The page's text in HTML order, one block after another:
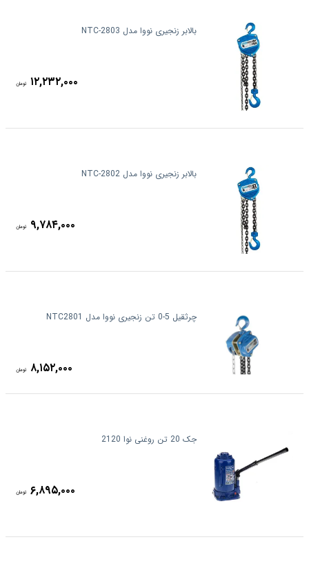
بالابر زنجیری نووا مدل NTC-2803
۱۲,۲۳۲,۰۰۰ تومان
بالابر زنجیری نووا مدل NTC-2802
۹,۷۸۴,۰۰۰ تومان
چرثقیل 5-0 تن زنجیری نووا مدل NTC2801
۸,۱۵۲,۰۰۰ تومان
جک 20 تن روغنی نوا 2120
۶,۸۹۵,۰۰۰ تومان